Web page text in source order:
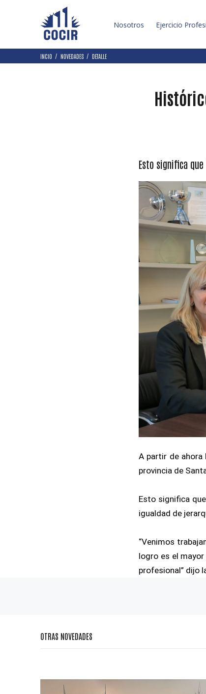
Nosotros Ejercicio
INCIO NOVEDADES DETALLE
Esto significa
A partir de
provincia de
Esto significa
igualdad de
“Venimos
logro es el
profesional” dijo
OTRAS NOVEDADES